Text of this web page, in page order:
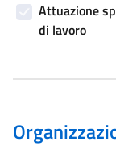
Attuazione
di lavoro